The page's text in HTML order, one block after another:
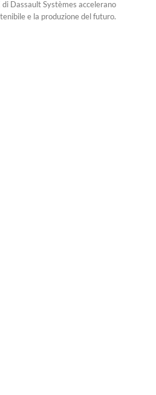
di Dassault Systèmes accelerano
e la produzione del futuro.